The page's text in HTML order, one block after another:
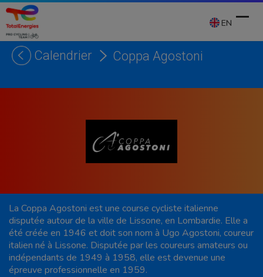
Skip
content
EN
Calendrier Coppa Agostoni
La Coppa Agostoni est une course cycliste italienne
disputée autour de la ville de Lissone, en Lombardie. Elle a
été créée en 1946 et doit son nom à Ugo Agostoni, coureur
italien né à Lissone. Disputée par les coureurs amateurs ou
indépendants de 1949 à 1958, elle est devenue une
épreuve professionnelle en 1959.